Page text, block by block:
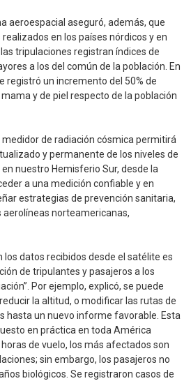
aeroespacial aseguró, además, que
en los países nórdicos y en
tripulaciones registran índices de
a los del común de la población. En
registró un incremento del 50% de
y de piel respecto de la población
medidor de radiación cósmica permitirá
y permanente de los niveles de
nuestro Hemisferio Sur, desde la
a una medición confiable y en
estrategias de prevención sanitaria,
aerolíneas norteamericanas,
los datos recibidos desde el satélite es
de tripulantes y pasajeros a los
Por ejemplo, explicó, se puede
la altitud, o modificar las rutas de
hasta un nuevo informe favorable. Esta
en práctica en toda América
horas de vuelo, los más afectados son
sin embargo, los pasajeros no
biológicos. Se registraron casos de